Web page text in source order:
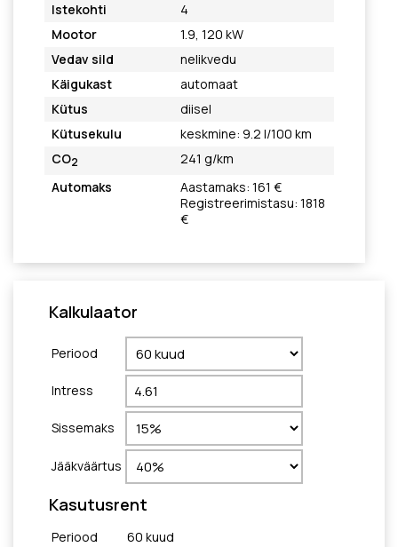
Istekohti
4
Mootor
1.9, 120 kW
Vedav sild
nelikvedu
Käigukast
automaat
Kütus
diisel
Kütusekulu
keskmine: 9.2 l/100 km
CO2
241 g/km
Automaks
Aastamaks: 161 €
Registreerimistasu: 1818
€
Kalkulaator
Periood
Intress
Sissemaks
Jääkväärtus
Kasutusrent
Periood 60 kuud